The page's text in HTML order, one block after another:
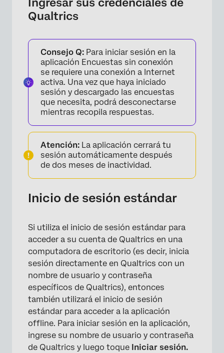
×
Ingresar sus credenciales de
Qualtrics
Consejo Q: Para iniciar sesión en la
aplicación Encuestas sin conexión
se requiere una conexión a Internet
activa. Una vez que haya iniciado
sesión y descargado las encuestas
que necesita, podrá desconectarse
mientras recopila respuestas.
Atención: La aplicación cerrará tu
sesión automáticamente después
de dos meses de inactividad.
Inicio de sesión estándar
Si utiliza el inicio de sesión estándar para
acceder a su cuenta de Qualtrics en una
computadora de escritorio (es decir, inicia
sesión directamente en Qualtrics con un
nombre de usuario y contraseña
específicos de Qualtrics), entonces
también utilizará el inicio de sesión
estándar para acceder a la aplicación
offline. Para iniciar sesión en la aplicación,
ingrese su nombre de usuario y contraseña
de Qualtrics y luego toque Iniciar sesión.